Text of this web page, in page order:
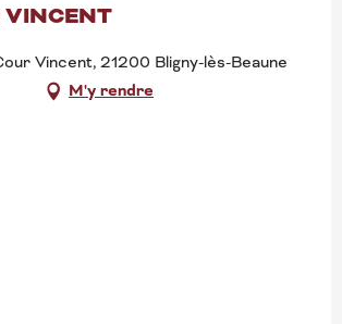
VINCENT
Vincent, 21200 Bligny-lès-Beaune
M'y rendre